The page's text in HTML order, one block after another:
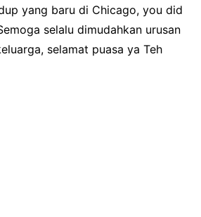
yang baru di Chicago, you did
selalu dimudahkan urusan
selamat puasa ya Teh